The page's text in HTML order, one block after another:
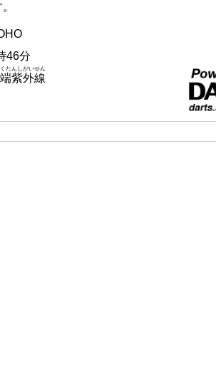
46分
紫外線
たんしがいせん